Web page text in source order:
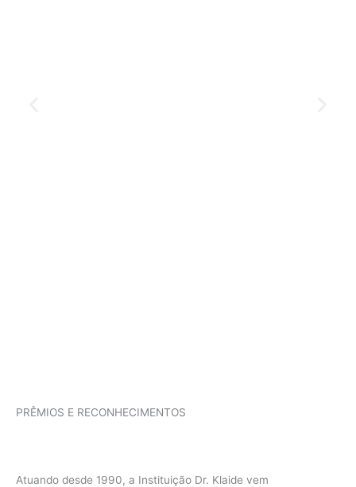
PRÊMIOS E RECONHECIMENTOS
Atuando desde 1990, a Instituição Dr. Klaide vem